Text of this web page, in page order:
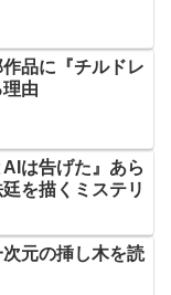
品に『チルドレ
由
は告げた』あら
を描くミステリ
次元の挿し木を読